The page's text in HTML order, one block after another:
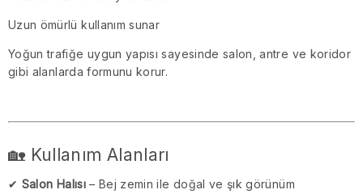
Uzun ömürlü kullanım sunar
Yoğun trafiğe uygun yapısı sayesinde salon, antre ve koridor
gibi alanlarda formunu korur.
🏡 Kullanım Alanları
✔ Salon Halısı– Bej zemin ile doğal ve şık görünüm